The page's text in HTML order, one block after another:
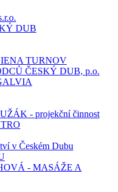
DUB
TURNOV
ČESKÝ DUB, p.o.
- projekční činnost
v Českém Dubu
- MASÁŽE A